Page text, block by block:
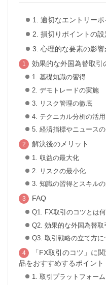
1. 適切なエントリー
2. 損切りポイントの
3. 心理的な要素の影
効果的な外国為替取引
1. 基礎知識の習得
2. デモトレードの実施
3. リスク管理の徹底
4. テクニカル分析の活用
5. 経済指標やニュース
解決後のメリット
1. 収益の最大化
2. リスクの最小化
3. 知識の習得とスキル
FAQ
Q1. FX取引のコツとは
Q2. 効果的な外国為替取
Q3. 取引戦略の立て方に
「FX取引のコツ」に
品をおすすめするポイント
1. 取引プラットフォーム